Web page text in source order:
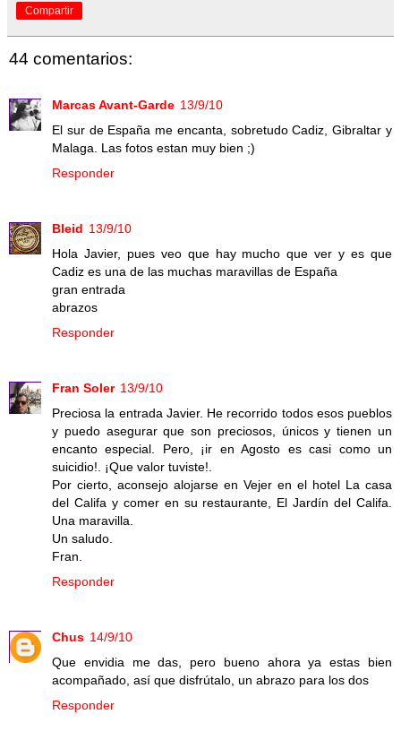
Compartir
44 comentarios:
Marcas Avant-Garde 13/9/10
El sur de España me encanta, sobretudo Cadiz, Gibraltar y
Malaga. Las fotos estan muy bien ;)
Responder
Bleid 13/9/10
Hola Javier, pues veo que hay mucho que ver y es que
Cadiz es una de las muchas maravillas de España
gran entrada
abrazos
Responder
Fran Soler 13/9/10
Preciosa la entrada Javier. He recorrido todos esos pueblos
y puedo asegurar que son preciosos, únicos y tienen un
encanto especial. Pero, ¡ir en Agosto es casi como un
suicidio!. ¡Que valor tuviste!.
Por cierto, aconsejo alojarse en Vejer en el hotel La casa
del Califa y comer en su restaurante, El Jardín del Califa.
Una maravilla.
Un saludo.
Fran.
Responder
Chus 14/9/10
Que envidia me das, pero bueno ahora ya estas bien
acompañado, así que disfrútalo, un abrazo para los dos
Responder